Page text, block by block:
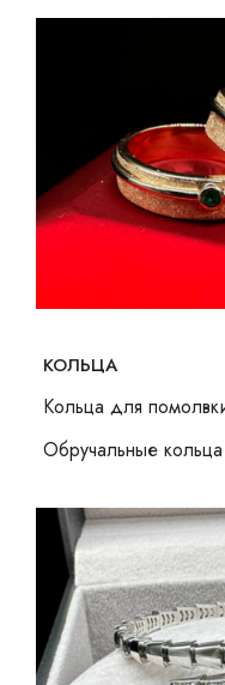
КОЛЬЦА
Кольца для
Обручальные кольца